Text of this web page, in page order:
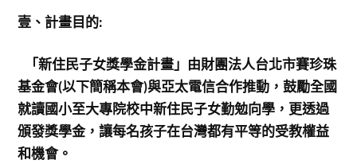
壹、計畫目的:
「新住民子女獎學金計畫」由財團法人台北市賽珍珠
基金會(以下簡稱本會)與亞太電信合作推動，鼓勵全國
就讀國小至大專院校中新住民子女勤勉向學，更透過
頒發獎學金，讓每名孩子在台灣都有平等的受教權益
和機會。